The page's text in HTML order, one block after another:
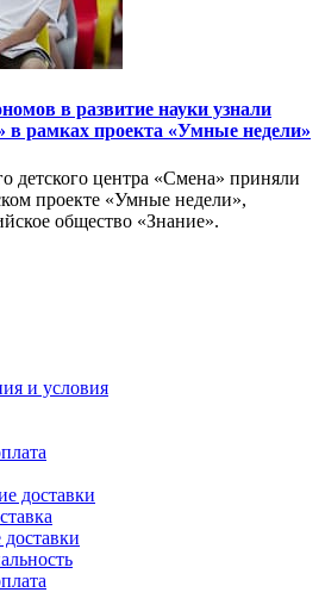
в развитие науки узнали
в рамках проекта «Умные недели»
детского центра «Смена» приняли
проекте «Умные недели»,
общество «Знание».
и условия
доставки